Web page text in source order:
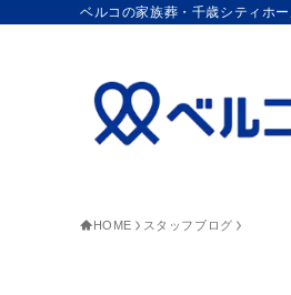
ベルコの家族葬・千歳シティホ
HOME スタッフブログ